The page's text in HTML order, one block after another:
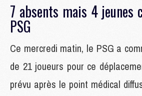
7 absents mais 4 jeunes
PSG
Ce mercredi matin, le PSG a
de 21 joueurs pour ce
prévu après le point médical